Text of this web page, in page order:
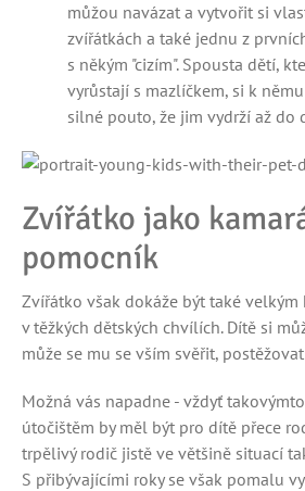
můžou navázat a vytvořit si
zvířátkách a také jednu z
s někým "cizím". Spousta dětí,
vyrůstají s mazlíčkem, si k
silné pouto, že jim vydrží až do
Zvířátko jako
pomocník
Zvířátko však dokáže být také
v těžkých dětských chvílích. Dítě si
může se mu se vším svěřit,
Možná vás napadne - vždyť
útočištěm by měl být pro dítě přece
trpělivý rodič jistě ve většině situací
S přibývajícími roky se však pomalu